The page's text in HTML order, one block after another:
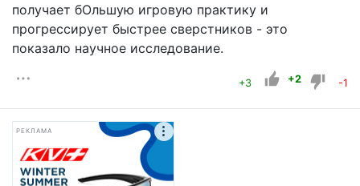
получает бОльшую игровую практику и
прогрессирует быстрее сверстников - это
показало научное исследование.
+3 +2 -1
РЕКЛАМА